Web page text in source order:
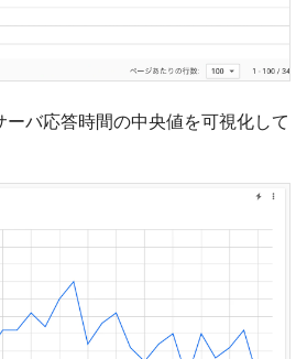
バ応答時間の中央値を可視化して